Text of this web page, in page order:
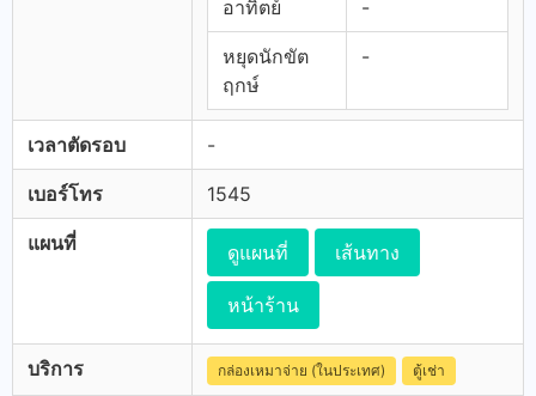
อาทิตย์ -
หยุดนักขัต
ฤกษ์
-
เวลาตัดรอบ -
เบอร์โทร 1545
แผนที่ ดูแผนที่ เส้นทาง
หน้าร้าน
บริการ กล่องเหมาจ่าย (ในประเทศ) ตู้เช่า